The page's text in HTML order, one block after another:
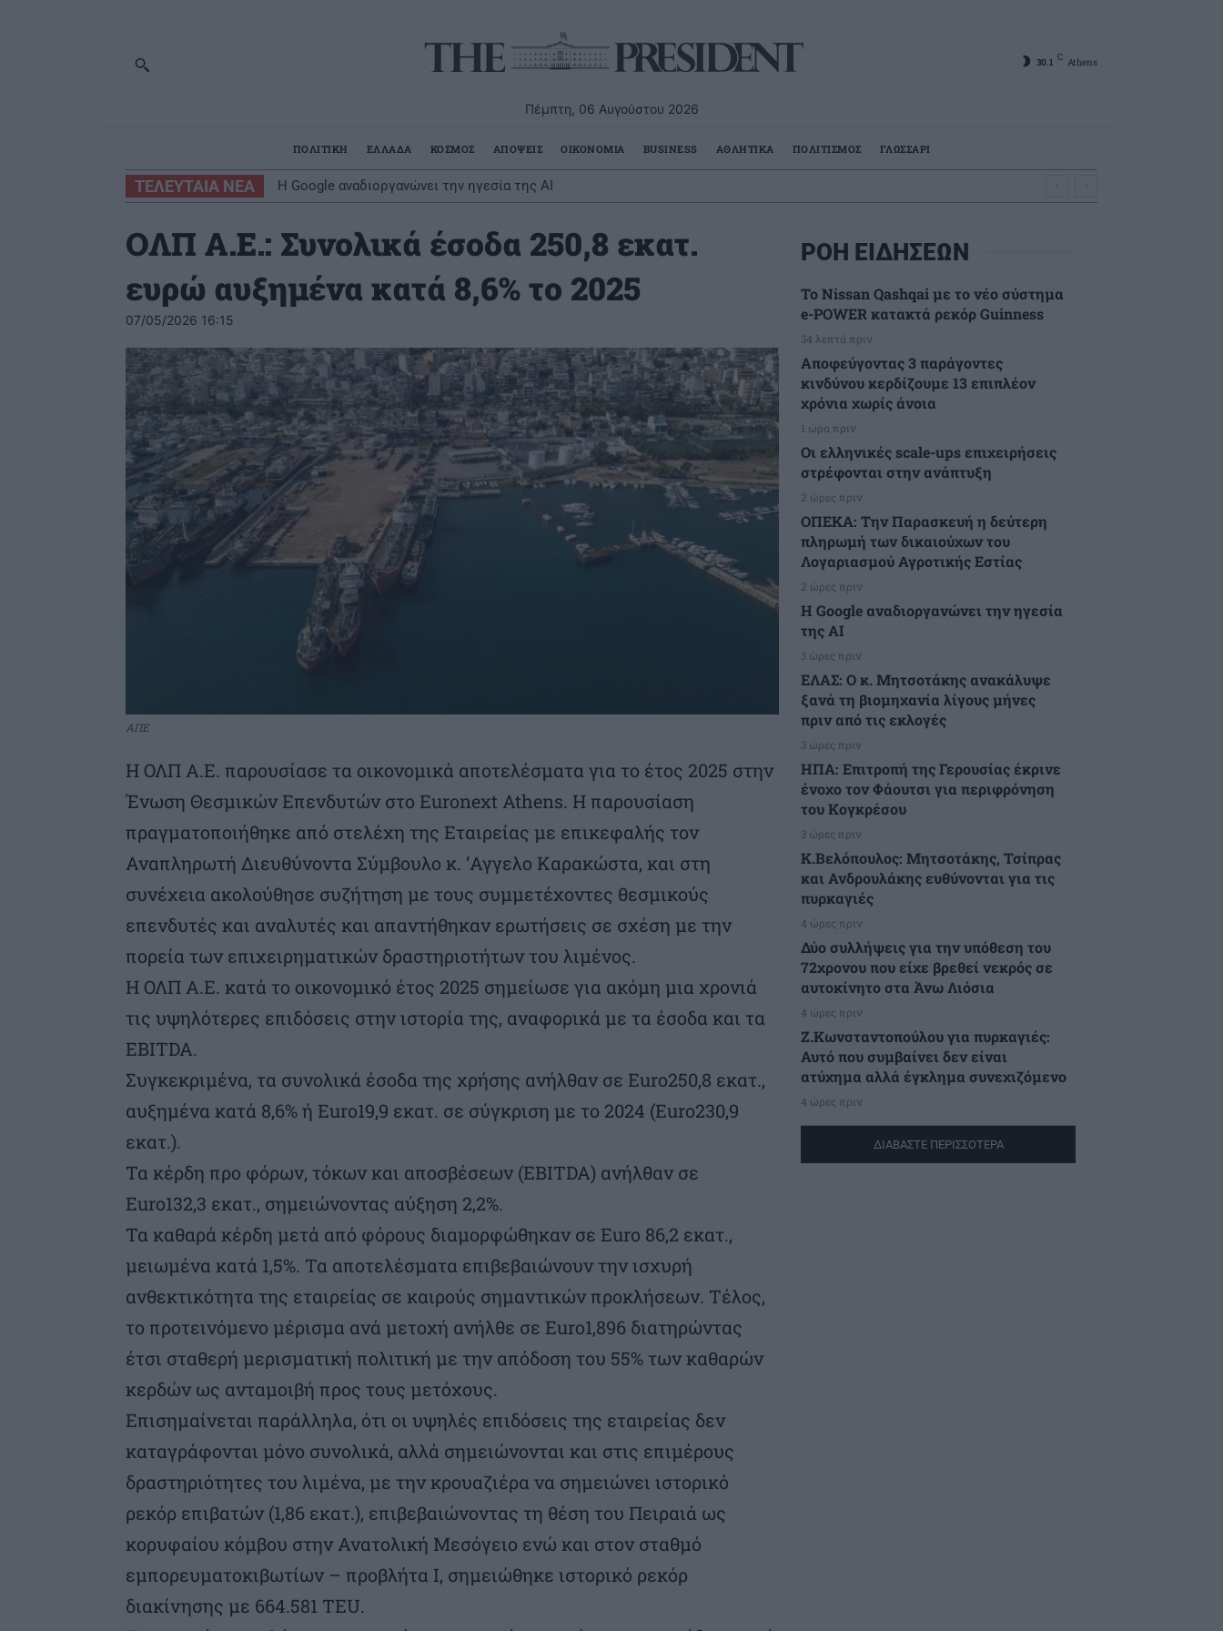
Πέμπτη, 06 Αυγούστου 2026
30.1 C Athens
ΠΟΛΙΤΙΚΗ ΕΛΛΑΔΑ ΚΟΣΜΟΣ ΑΠΟΨΕΙΣ ΟΙΚΟΝΟΜΙΑ BUSINESS ΑΘΛΗΤΙΚΑ ΠΟΛΙΤΙΣΜΟΣ ΓΛΩΣΣΑΡΙ
ΤΕΛΕΥΤΑΙΑ ΝΕΑ H Google αναδιοργανώνει την ηγεσία της AI
ΟΛΠ Α.Ε.: Συνολικά έσοδα 250,8 εκατ.
ευρώ αυξημένα κατά 8,6% το 2025
07/05/2026 16:15
ΑΠΕ
Η ΟΛΠ Α.Ε. παρουσίασε τα οικονομικά αποτελέσματα για το έτος 2025 στην
Ένωση Θεσμικών Επενδυτών στο Euronext Athens. Η παρουσίαση
πραγματοποιήθηκε από στελέχη της Εταιρείας με επικεφαλής τον
Αναπληρωτή Διευθύνοντα Σύμβουλο κ. ‘Αγγελο Καρακώστα, και στη
συνέχεια ακολούθησε συζήτηση με τους συμμετέχοντες θεσμικούς
επενδυτές και αναλυτές και απαντήθηκαν ερωτήσεις σε σχέση με την
πορεία των επιχειρηματικών δραστηριοτήτων του λιμένος.
Η ΟΛΠ Α.Ε. κατά το οικονομικό έτος 2025 σημείωσε για ακόμη μια χρονιά
τις υψηλότερες επιδόσεις στην ιστορία της, αναφορικά με τα έσοδα και τα
EBITDA.
Συγκεκριμένα, τα συνολικά έσοδα της χρήσης ανήλθαν σε Euro250,8 εκατ.,
αυξημένα κατά 8,6% ή Euro19,9 εκατ. σε σύγκριση με το 2024 (Euro230,9
εκατ.).
Τα κέρδη προ φόρων, τόκων και αποσβέσεων (EBITDA) ανήλθαν σε
Euro132,3 εκατ., σημειώνοντας αύξηση 2,2%.
Τα καθαρά κέρδη μετά από φόρους διαμορφώθηκαν σε Euro 86,2 εκατ.,
μειωμένα κατά 1,5%. Τα αποτελέσματα επιβεβαιώνουν την ισχυρή
ανθεκτικότητα της εταιρείας σε καιρούς σημαντικών προκλήσεων. Τέλος,
το προτεινόμενο μέρισμα ανά μετοχή ανήλθε σε Euro1,896 διατηρώντας
έτσι σταθερή μερισματική πολιτική με την απόδοση του 55% των καθαρών
κερδών ως ανταμοιβή προς τους μετόχους.
Επισημαίνεται παράλληλα, ότι οι υψηλές επιδόσεις της εταιρείας δεν
καταγράφονται μόνο συνολικά, αλλά σημειώνονται και στις επιμέρους
δραστηριότητες του λιμένα, με την κρουαζιέρα να σημειώνει ιστορικό
ρεκόρ επιβατών (1,86 εκατ.), επιβεβαιώνοντας τη θέση του Πειραιά ως
κορυφαίου κόμβου στην Ανατολική Μεσόγειο ενώ και στον σταθμό
εμπορευματοκιβωτίων – προβλήτα Ι, σημειώθηκε ιστορικό ρεκόρ
διακίνησης με 664.581 TEU.
ΡΟΗ ΕΙΔΗΣΕΩΝ
Το Nissan Qashqai με το νέο σύστημα
e-POWER κατακτά ρεκόρ Guinness
34 λεπτά πριν
Αποφεύγοντας 3 παράγοντες
κινδύνου κερδίζουμε 13 επιπλέον
χρόνια χωρίς άνοια
1 ώρα πριν
Οι ελληνικές scale-ups επιχειρήσεις
στρέφονται στην ανάπτυξη
2 ώρες πριν
ΟΠΕΚΑ: Την Παρασκευή η δεύτερη
πληρωμή των δικαιούχων του
Λογαριασμού Αγροτικής Εστίας
2 ώρες πριν
H Google αναδιοργανώνει την ηγεσία
της AI
3 ώρες πριν
ΕΛΑΣ: Ο κ. Μητσοτάκης ανακάλυψε
ξανά τη βιομηχανία λίγους μήνες
πριν από τις εκλογές
3 ώρες πριν
ΗΠΑ: Επιτροπή της Γερουσίας έκρινε
ένοχο τον Φάουτσι για περιφρόνηση
του Κογκρέσου
3 ώρες πριν
K.Βελόπουλος: Μητσοτάκης, Τσίπρας
και Ανδρουλάκης ευθύνονται για τις
πυρκαγιές
4 ώρες πριν
Δύο συλλήψεις για την υπόθεση του
72χρονου που είχε βρεθεί νεκρός σε
αυτοκίνητο στα Άνω Λιόσια
4 ώρες πριν
Ζ.Κωνσταντοπούλου για πυρκαγιές:
Αυτό που συμβαίνει δεν είναι
ατύχημα αλλά έγκλημα συνεχιζόμενο
4 ώρες πριν
ΔΙΑΒΑΣΤΕ ΠΕΡΙΣΣΟΤΕΡΑ